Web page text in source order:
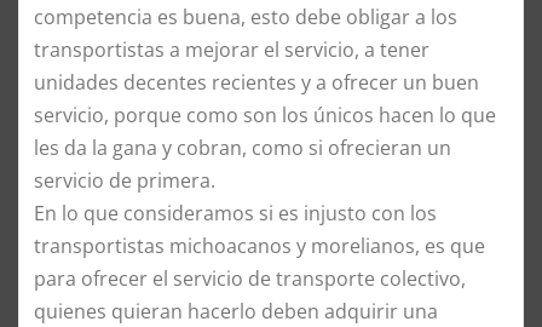
competencia es buena, esto debe obligar a los
transportistas a mejorar el servicio, a tener
unidades decentes recientes y a ofrecer un buen
servicio, porque como son los únicos hacen lo que
les da la gana y cobran, como si ofrecieran un
servicio de primera.
​En lo que consideramos si es injusto con los
transportistas michoacanos y morelianos, es que
para ofrecer el servicio de transporte colectivo,
quienes quieran hacerlo deben adquirir una